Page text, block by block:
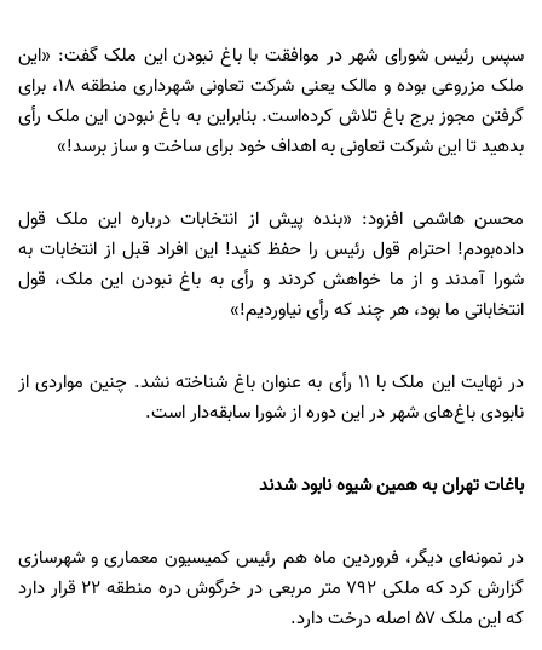
سپس رئیس شورای شهر در موافقت با باغ نبودن این ملک گفت: «این
ملک مزروعی بوده و مالک یعنی شرکت تعاونی شهرداری منطقه ۱۸، برای
گرفتن مجوز برج باغ تلاش کرده‌است. بنابراین به باغ نبودن این ملک رأی
بدهید تا این شرکت تعاونی به اهداف خود برای ساخت و ساز برسد!»
محسن هاشمی افزود: «بنده پیش از انتخابات درباره این ملک قول
داده‌بودم! احترام قول رئیس را حفظ کنید! این افراد قبل از انتخابات به
شورا آمدند و از ما خواهش کردند و رأی به باغ نبودن این ملک، قول
انتخاباتی ما بود، هر چند که رأی نیاوردیم!»
در نهایت این ملک با ۱۱ رأی به عنوان باغ شناخته نشد. چنین مواردی از
نابودی باغ‌های شهر در این دوره از شورا سابقه‌دار است.
باغات تهران به همین شیوه نابود شدند
در نمونه‌ای دیگر، فروردین ماه هم رئیس کمیسیون معماری و شهرسازی
گزارش کرد که ملکی ۷۹۲ متر مربعی در خرگوش دره منطقه ۲۲ قرار دارد
که این ملک ۵۷ اصله درخت دارد.